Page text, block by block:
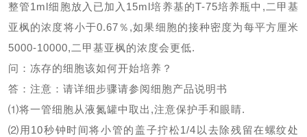
整管1ml细胞放入已加入 15ml培养基的T-75培养瓶中 , 二甲基
亚枫的浓度将小于0.67 ％ ,如果细胞的接种密度为每平方厘米
5000-10000, 二甲基亚枫的浓度会更低.
问：冻存的细胞该如何开始培养？
答：注意：请详细步骤请参阅细胞产品说明书
⑴将一管细胞从液氮罐中取出 ,注意保护手和眼睛.
⑵用 10秒钟时间将小管的盖子拧松1/4 以去除残留在螺纹处